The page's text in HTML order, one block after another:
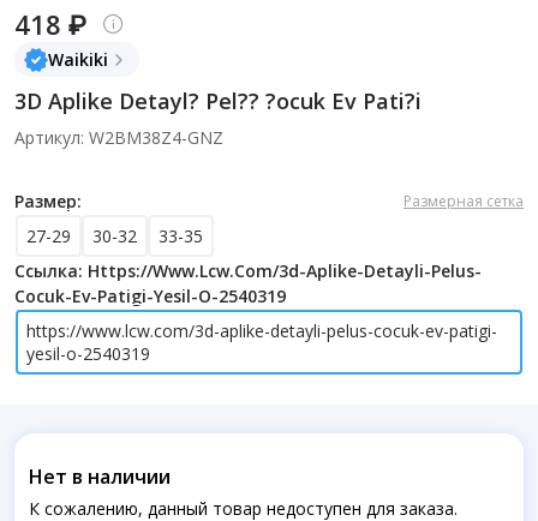
418 ₽
Waikiki
3D Aplike Detayl? Pel?? ?ocuk Ev Pati?i
Артикул: W2BM38Z4-GNZ
Размер: Размерная сетка
27-29 30-32
33-35
Ссылка: Https://www.lcw.com/3d-Aplike-Detayli-Pelus-
Cocuk-Ev-Patigi-Yesil-O-2540319
https://www.lcw.com/3d-aplike-detayli-pelus-cocuk-ev-patigi-
yesil-o-2540319
Нет в наличии
К сожалению, данный товар недоступен для заказа.